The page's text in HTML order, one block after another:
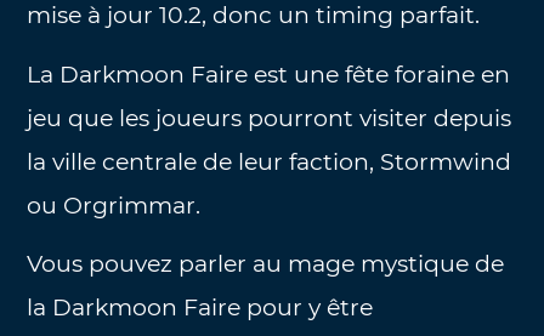
mise à jour 10.2, donc un timing parfait.
La Darkmoon Faire est une fête foraine en
jeu que les joueurs pourront visiter depuis
la ville centrale de leur faction, Stormwind
ou Orgrimmar.
Vous pouvez parler au mage mystique de
la Darkmoon Faire pour y être